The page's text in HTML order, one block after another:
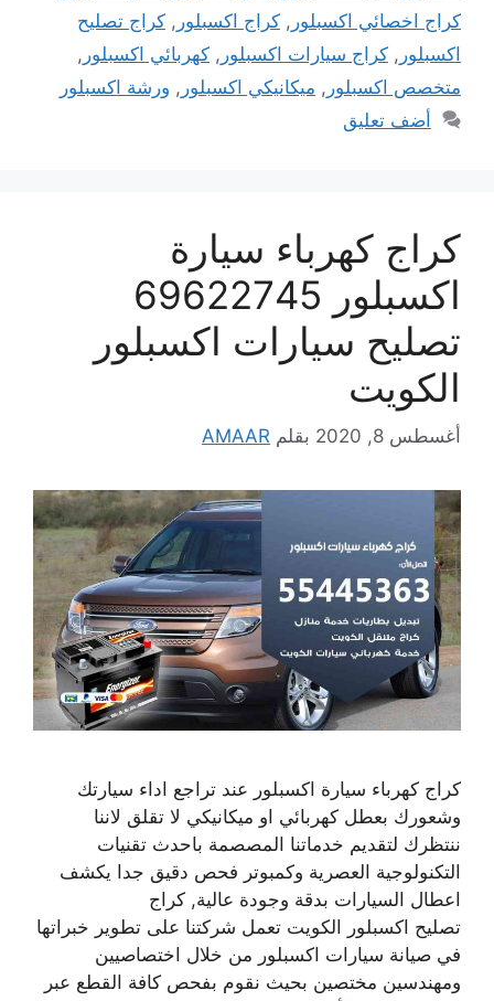
كراج اخصائي اكسبلور , كراج اكسبلور , كراج تصليح
اكسبلور , كراج سيارات اكسبلور , كهربائي اكسبلور ,
متخصص اكسبلور , ميكانيكي اكسبلور , ورشة اكسبلور
أضف تعليق
كراج كهرباء سيارة
اكسبلور 69622745
تصليح سيارات اكسبلور
الكويت
أغسطس 8, 2020 بقلم AMAAR
كراج كهرباء سيارة اكسبلور عند تراجع اداء سيارتك
وشعورك بعطل كهربائي او ميكانيكي لا تقلق لاننا
ننتظرك لتقديم خدماتنا المصصمة باحدث تقنيات
التكنولوجية العصرية وكمبوتر فحص دقيق جدا يكشف
اعطال السيارات بدقة وجودة عالية, كراج
تصليح اكسبلور الكويت تعمل شركتنا على تطوير خبراتها
في صيانة سيارات اكسبلور من خلال اختصاصيين
ومهندسين مختصين بحيث نقوم بفحص كافة القطع عبر